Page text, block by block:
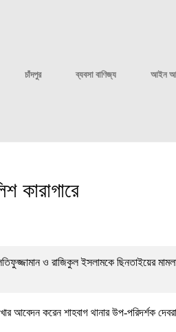
চাঁদপুর ব্যবসা বাণিজ্য আইন
কারাগারে
ও রাজিকুল ইসলামকে ছিনতাইয়ের
আবেদন করেন শাহবাগ থানার উপ-পরিদর্শক